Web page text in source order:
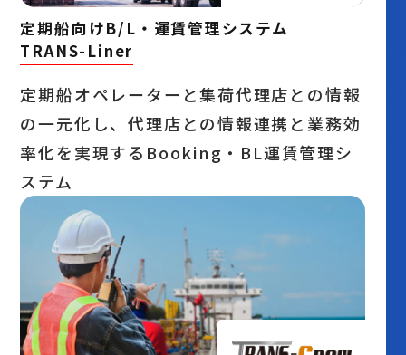
定期船向けB/L・運賃管理システム
TRANS-Liner
定期船オペレーターと集荷代理店との情報
の一元化し、代理店との情報連携と業務効
率化を実現するBooking・BL運賃管理シ
ステム